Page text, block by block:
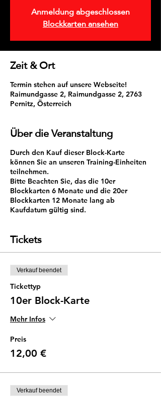
Anmeldung abgeschlossen
Blockkarten ansehen
Zeit & Ort
Termin stehen auf unsere Webseite!
Raimundgasse 2, Raimundgasse 2, 2763
Pernitz, Österreich
Über die Veranstaltung
Durch den Kauf dieser Block-Karte
können Sie an unseren Training-Einheiten
teilnehmen.
Bitte Beachten Sie, das die 10er
Blockkarten 6 Monate und die 20er
Blockkarten 12 Monate lang ab
Kaufdatum gültig sind.
Tickets
Verkauf beendet
Tickettyp
10er Block-Karte
Mehr Infos
Preis
12,00 €
Verkauf beendet